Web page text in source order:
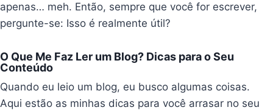
apenas… meh. Então, sempre que você for escrever,
pergunte-se: Isso é realmente útil?
O Que Me Faz Ler um Blog? Dicas para o Seu
Conteúdo
Quando eu leio um blog, eu busco algumas coisas.
Aqui estão as minhas dicas para você arrasar no seu